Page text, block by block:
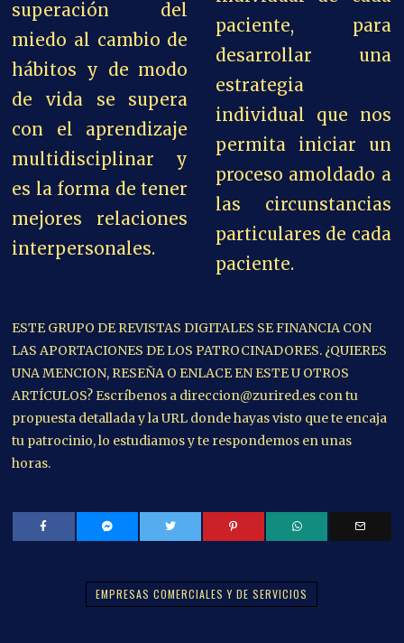
superación del
miedo al cambio de
hábitos y de modo
de vida se supera
con el aprendizaje
multidisciplinar y
es la forma de tener
mejores relaciones
interpersonales.
paciente, para
desarrollar una
estrategia
individual que nos
permita iniciar un
proceso amoldado a
las circunstancias
particulares de cada
paciente.
ESTE GRUPO DE REVISTAS DIGITALES SE FINANCIA CON
LAS APORTACIONES DE LOS PATROCINADORES. ¿QUIERES
UNA MENCION, RESEÑA O ENLACE EN ESTE U OTROS
ARTÍCULOS? Escríbenos a direccion@zurired.es con tu
propuesta detallada y la URL donde hayas visto que te encaja
tu patrocinio, lo estudiamos y te respondemos en unas
horas.
EMPRESAS COMERCIALES Y DE SERVICIOS